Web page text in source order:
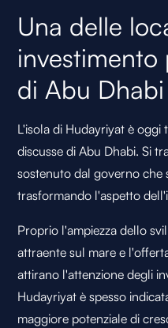
Una delle
investimento
di Abu Dhabi
L'isola di Hudayriyat è oggi
discusse di Abu Dhabi. Si
sostenuto dal governo che
trasformando l'aspetto
Proprio l'ampiezza dello
attraente sul mare e
attirano l'attenzione degli
Hudayriyat è spesso
maggiore potenziale di